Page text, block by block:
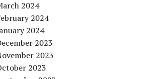
2024
2024
2024
2023
2023
2023